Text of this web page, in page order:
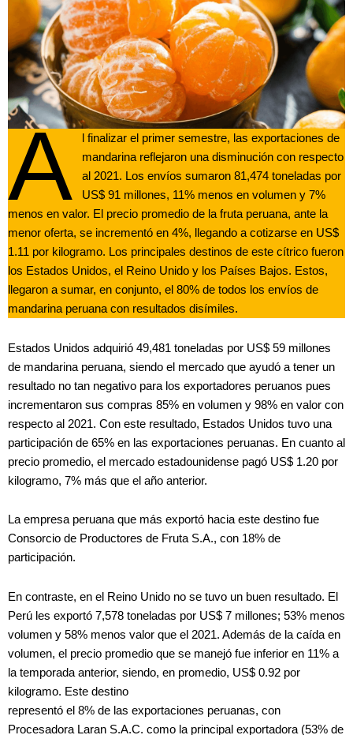
A
l finalizar el primer semestre, las exportaciones de
mandarina reflejaron una disminución con respecto
al 2021. Los envíos sumaron 81,474 toneladas por
US$ 91 millones, 11% menos en volumen y 7%
menos en valor. El precio promedio de la fruta peruana, ante la
menor oferta, se incrementó en 4%, llegando a cotizarse en US$
1.11 por kilogramo. Los principales destinos de este cítrico fueron
los Estados Unidos, el Reino Unido y los Países Bajos. Estos,
llegaron a sumar, en conjunto, el 80% de todos los envíos de
mandarina peruana con resultados disímiles.
Estados Unidos adquirió 49,481 toneladas por US$ 59 millones
de mandarina peruana, siendo el mercado que ayudó a tener un
resultado no tan negativo para los exportadores peruanos pues
incrementaron sus compras 85% en volumen y 98% en valor con
respecto al 2021. Con este resultado, Estados Unidos tuvo una
participación de 65% en las exportaciones peruanas. En cuanto al
precio promedio, el mercado estadounidense pagó US$ 1.20 por
kilogramo, 7% más que el año anterior.
La empresa peruana que más exportó hacia este destino fue
Consorcio de Productores de Fruta S.A., con 18% de
participación.
En contraste, en el Reino Unido no se tuvo un buen resultado. El
Perú les exportó 7,578 toneladas por US$ 7 millones; 53% menos
volumen y 58% menos valor que el 2021. Además de la caída en
volumen, el precio promedio que se manejó fue inferior en 11% a
la temporada anterior, siendo, en promedio, US$ 0.92 por
kilogramo. Este destino
representó el 8% de las exportaciones peruanas, con
Procesadora Laran S.A.C. como la principal exportadora (53% de